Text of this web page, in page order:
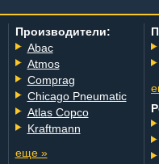
Производители:
Abac
Atmos
Comprag
Chicago Pneumatic
Atlas Copco
Kraftmann
еще »